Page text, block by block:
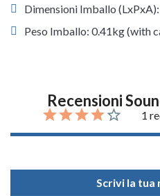
Dimensioni Imballo
Peso Imballo: 0.41kg (with
Recensioni
1
Scrivi la tua